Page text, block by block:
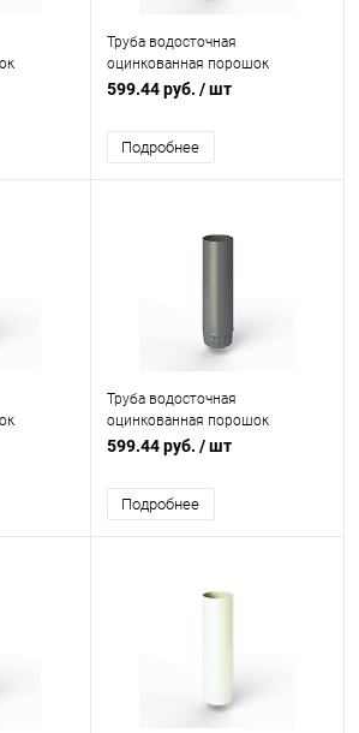
Труба водосточная
оцинкованная порошок
ф125х1250мм RAL 8002
599.44 руб. / шт
Подробнее
Труба водосточная
оцинкованная порошок
ф125х1250мм RAL 7005
599.44 руб. / шт
Подробнее